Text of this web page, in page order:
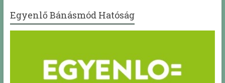
Egyenlő Bánásmód Hatóság